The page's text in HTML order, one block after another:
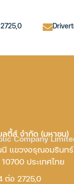
ลตี้ส์ จำกัด (มหาชน)
Company
นี แขวงอรุณอมรินท
ประเทศไทย
ต่อ 2725,0